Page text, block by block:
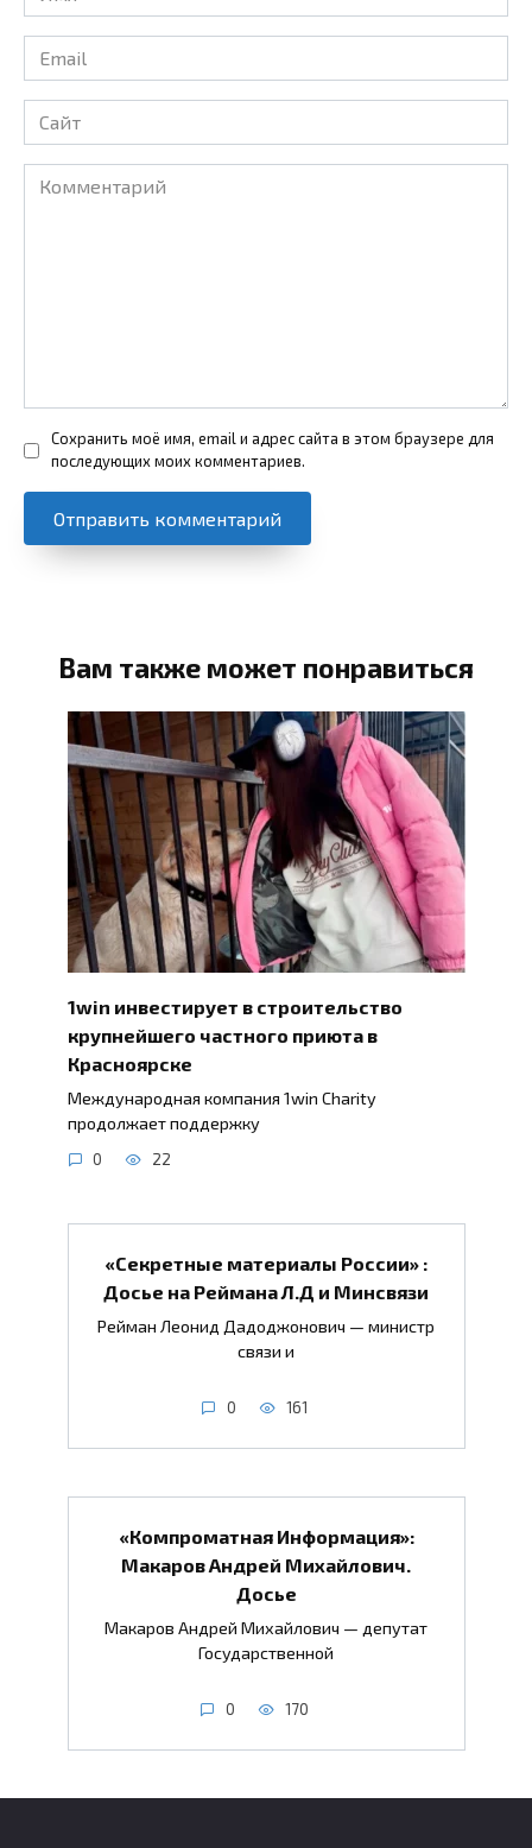
*
Email
*
Сайт
Комментарий
Сохранить моё имя, email и адрес сайта в этом браузере для
последующих моих комментариев.
Вам также может понравиться
1win инвестирует в строительство
крупнейшего частного приюта в
Красноярске
Международная компания 1win Charity
продолжает поддержку
0 22
«Секретные материалы России» :
Досье на Реймана Л.Д и Минсвязи
Рейман Леонид Дадоджонович — министр
связи и
0 161
«Компроматная Информация»:
Макаров Андрей Михайлович.
Досье
Макаров Андрей Михайлович — депутат
Государственной
0 170